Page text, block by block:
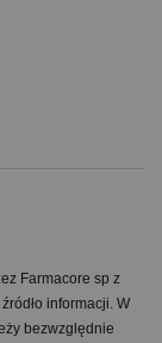
Farmacore sp z
informacji. W
bezwzględnie